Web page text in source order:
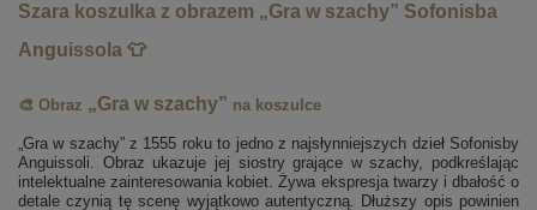
Szara koszulka z obrazem „Gra w szachy” Sofonisba
Anguissola 👕
🎨 Obraz „Gra w szachy” na koszulce
„Gra w szachy” z 1555 roku to jedno z najsłynniejszych dzieł Sofonisby
Anguissoli. Obraz ukazuje jej siostry grające w szachy, podkreślając
intelektualne zainteresowania kobiet. Żywa ekspresja twarzy i dbałość o
detale czynią tę scenę wyjątkowo autentyczną. Dłuższy opis powinien